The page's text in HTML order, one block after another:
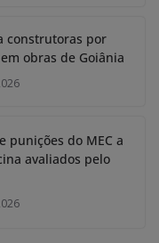
construtoras por
obras de Goiânia
punições do MEC a
avaliados pelo